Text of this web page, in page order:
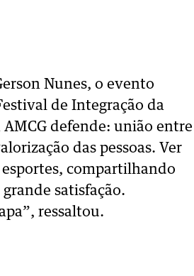
Nunes, o evento
de Integração da
defende: união entre
das pessoas. Ver
compartilhando
satisfação.
ressaltou.